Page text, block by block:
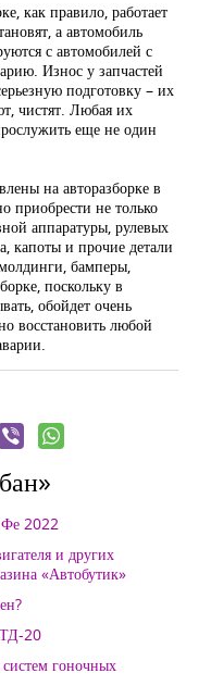
как правило, работает
а автомобиль
с автомобилей с
Износ у запчастей
подготовку – их
чистят. Любая их
еще не один
на авторазборке в
приобрести не только
аппаратуры, рулевых
капоты и прочие детали
бамперы,
поскольку в
обойдет очень
восстановить любой
Фе 2022
и других
«Автобутик»
20
гоночных